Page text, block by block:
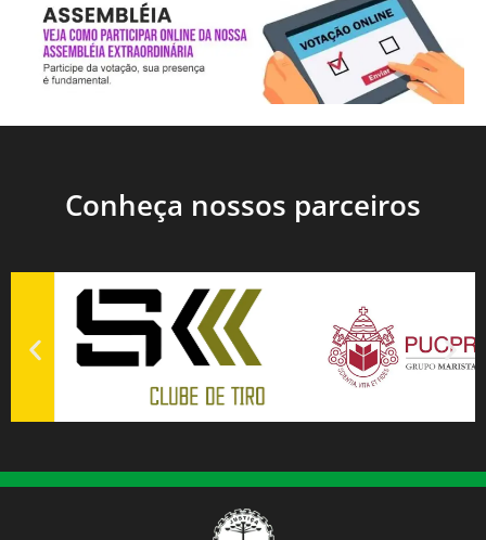
Conheça nossos parceiros